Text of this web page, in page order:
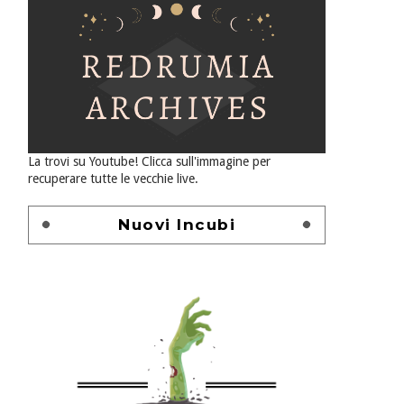
La trovi su Youtube! Clicca sull'immagine per
recuperare tutte le vecchie live.
Nuovi Incubi